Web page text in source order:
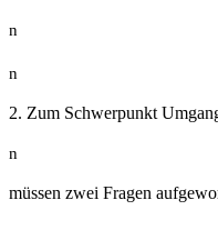
n
n
2. Zum Schwerpunkt
n
müssen zwei Fragen